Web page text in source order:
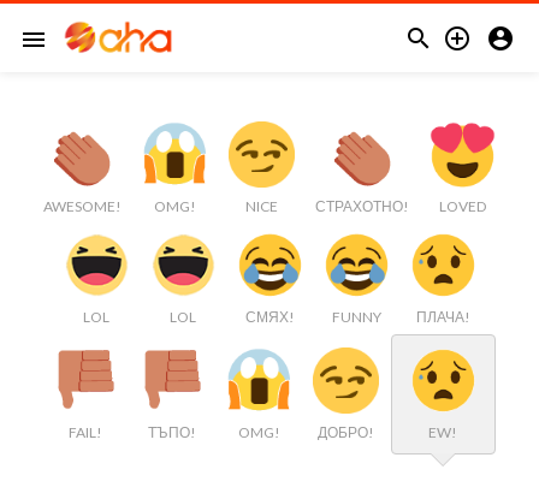
menu   
AWESOME! OMG! NICE СТРАХОТНО! LOVED
LOL LOL СМЯХ! FUNNY ПЛАЧА!
FAIL! ТЪПО! OMG! ДОБРО! EW!